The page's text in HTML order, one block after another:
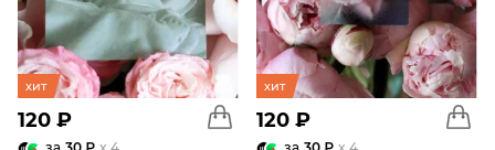
хит
120 ₽
хит
120 ₽